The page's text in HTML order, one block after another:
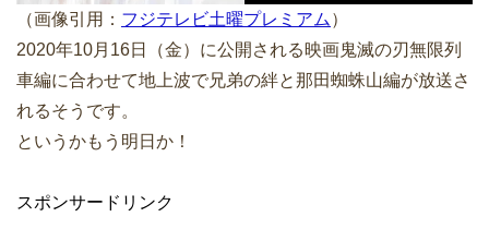
（画像引用： フジテレビ土曜プレミアム ）
2020年10月16日（金）に公開される映画鬼滅の刃無限列
車編に合わせて地上波で兄弟の絆と那田蜘蛛山編が放送さ
れるそうです。
というかもう明日か！
スポンサードリンク